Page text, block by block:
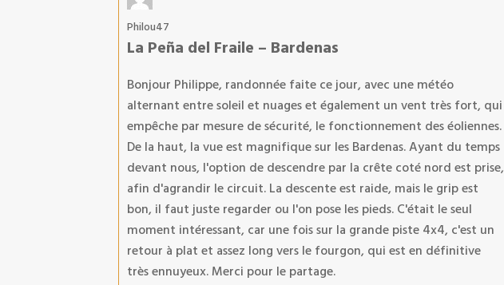
Philou47
La Peña del Fraile – Bardenas
Bonjour Philippe, randonnée faite ce jour, avec une météo
alternant entre soleil et nuages et également un vent très fort, qui
empêche par mesure de sécurité, le fonctionnement des éoliennes.
De la haut, la vue est magnifique sur les Bardenas. Ayant du temps
devant nous, l'option de descendre par la crête coté nord est prise,
afin d'agrandir le circuit. La descente est raide, mais le grip est
bon, il faut juste regarder ou l'on pose les pieds. C'était le seul
moment intéressant, car une fois sur la grande piste 4x4, c'est un
retour à plat et assez long vers le fourgon, qui est en définitive
très ennuyeux. Merci pour le partage.